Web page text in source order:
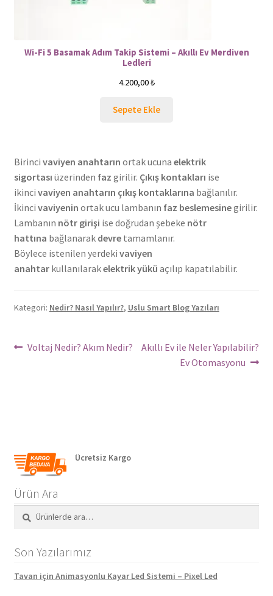
Wi-Fi 5 Basamak Adım Takip Sistemi – Akıllı Ev Merdiven
Ledleri
4.200,00₺
Sepete Ekle
Birinci vaviyen anahtarın ortak ucuna elektrik
sigortası üzerinden faz girilir. Çıkış kontakları ise
ikinci vaviyen anahtarın çıkış kontaklarına bağlanılır.
İkinci vaviyenin ortak ucu lambanın faz beslemesinegirilir.
Lambanın nötr girişi ise doğrudan şebeke nötr
hattına bağlanarak devretamamlanır.
Böylece istenilen yerdeki vaviyen
anahtarkullanılarakelektrik yükü açılıp kapatılabilir.
Kategori: Nedir? Nasıl Yapılır?, Uslu Smart Blog Yazıları
Yazı
Önceki
Voltaj Nedir? Akım Nedir?
Sonraki
Akıllı Ev ile Neler Yapılabilir?
Ev Otomasyonu
Ücretsiz Kargo
Ürün Ara
Son Yazılarımız
Tavan için Animasyonlu Kayar Led Sistemi – Pixel Led